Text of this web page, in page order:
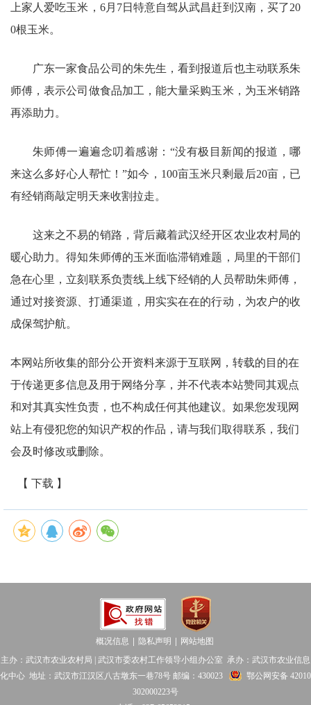
上家人爱吃玉米，6月7日特意自驾从武昌赶到汉南，买了20
0根玉米。
广东一家食品公司的朱先生，看到报道后也主动联系朱
师傅，表示公司做食品加工，能大量采购玉米，为玉米销路
再添助力。
朱师傅一遍遍念叨着感谢：“没有极目新闻的报道，哪
来这么多好心人帮忙！”如今，100亩玉米只剩最后20亩，已
有经销商敲定明天来收割拉走。
这来之不易的销路，背后藏着武汉经开区农业农村局的
暖心助力。得知朱师傅的玉米面临滞销难题，局里的干部们
急在心里，立刻联系负责线上线下经销的人员帮助朱师傅，
通过对接资源、打通渠道，用实实在在的行动，为农户的收
成保驾护航。
本网站所收集的部分公开资料来源于互联网，转载的目的在
于传递更多信息及用于网络分享，并不代表本站赞同其观点
和对其真实性负责，也不构成任何其他建议。如果您发现网
站上有侵犯您的知识产权的作品，请与我们取得联系，我们
会及时修改或删除。
【 下载 】
概况信息 隐私声明
网站地图
主办：武汉市农业农村局 | 武汉市委农村工作领导小组办公室 承办：武汉市农业信息
化中心 地址：武汉市江汉区八古墩东一巷78号 邮编：430023
鄂公网安备 42010
302000223号